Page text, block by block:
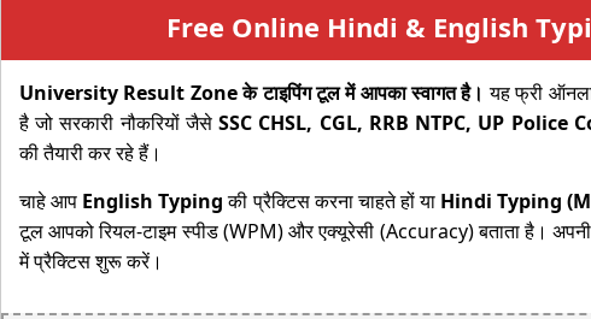
Free Online Hindi & English
University Result Zone के टाइपिंग टूल में आपका स्वागत है। यह फ्री
है जो सरकारी नौकरियों जैसेSSC CHSL, CGL, RRB NTPC, UP
की तैयारी कर रहे हैं।
चाहे आप English Typingकी प्रैक्टिस करना चाहते हों या Hindi Typing
टूल आपको रियल-टाइम स्पीड (WPM) और एक्यूरेसी (Accuracy) बताता है। अपनी
में प्रैक्टिस शुरू करें।